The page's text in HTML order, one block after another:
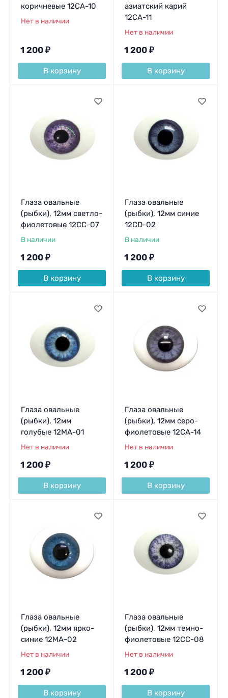
коричневые 12CA-10
Нет в наличии
1 200 ₽
В корзину
азиатский карий
12CA-11
Нет в наличии
1 200 ₽
В корзину
Глаза овальные
(рыбки), 12мм светло-
фиолетовые 12CC-07
В наличии
1 200 ₽
В корзину
Глаза овальные
(рыбки), 12мм синие
12CD-02
В наличии
1 200 ₽
В корзину
Глаза овальные
(рыбки), 12мм
голубые 12MA-01
Нет в наличии
1 200 ₽
В корзину
Глаза овальные
(рыбки), 12мм серо-
фиолетовые 12CA-14
Нет в наличии
1 200 ₽
В корзину
Глаза овальные
(рыбки), 12мм ярко-
синие 12MA-02
Нет в наличии
1 200 ₽
В корзину
Глаза овальные
(рыбки), 12мм темно-
фиолетовые 12CC-08
Нет в наличии
1 200 ₽
В корзину